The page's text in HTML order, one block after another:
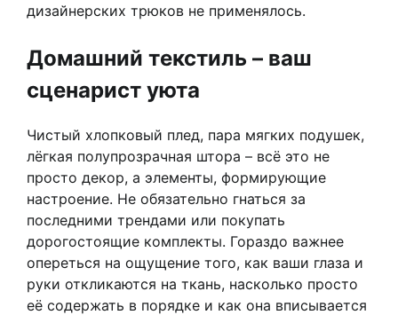
дизайнерских трюков не применялось.
Домашний текстиль – ваш
сценарист уюта
Чистый хлопковый плед, пара мягких подушек,
лёгкая полупрозрачная штора – всё это не
просто декор, а элементы, формирующие
настроение. Не обязательно гнаться за
последними трендами или покупать
дорогостоящие комплекты. Гораздо важнее
опереться на ощущение того, как ваши глаза и
руки откликаются на ткань, насколько просто
её содержать в порядке и как она вписывается